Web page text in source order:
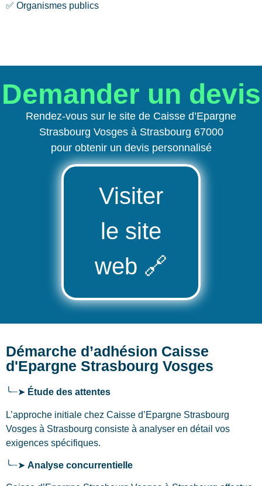
✅ Organismes publics
Demander un devis
Rendez-vous sur le site de Caisse d’Epargne
Strasbourg Vosges à Strasbourg 67000
pour obtenir un devis personnalisé
Visiter
le site
web 🔗
Démarche d’adhésion Caisse
d'Epargne Strasbourg Vosges
╰┈➤ Étude des attentes
L’approche initiale chez Caisse d’Epargne Strasbourg
Vosges à Strasbourg consiste à analyser en détail vos
exigences spécifiques.
╰┈➤ Analyse concurrentielle